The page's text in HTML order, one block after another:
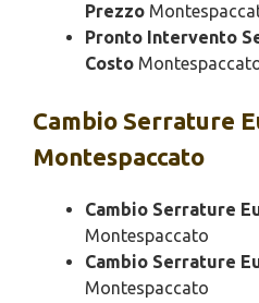
Prezzo
Pronto Intervento
Costo
Cambio Serrature
Montespaccato
Cambio Serrature
Montespaccato
Cambio Serrature
Montespaccato